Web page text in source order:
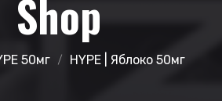
Shop
50мг HYPE | Яблоко 50мг